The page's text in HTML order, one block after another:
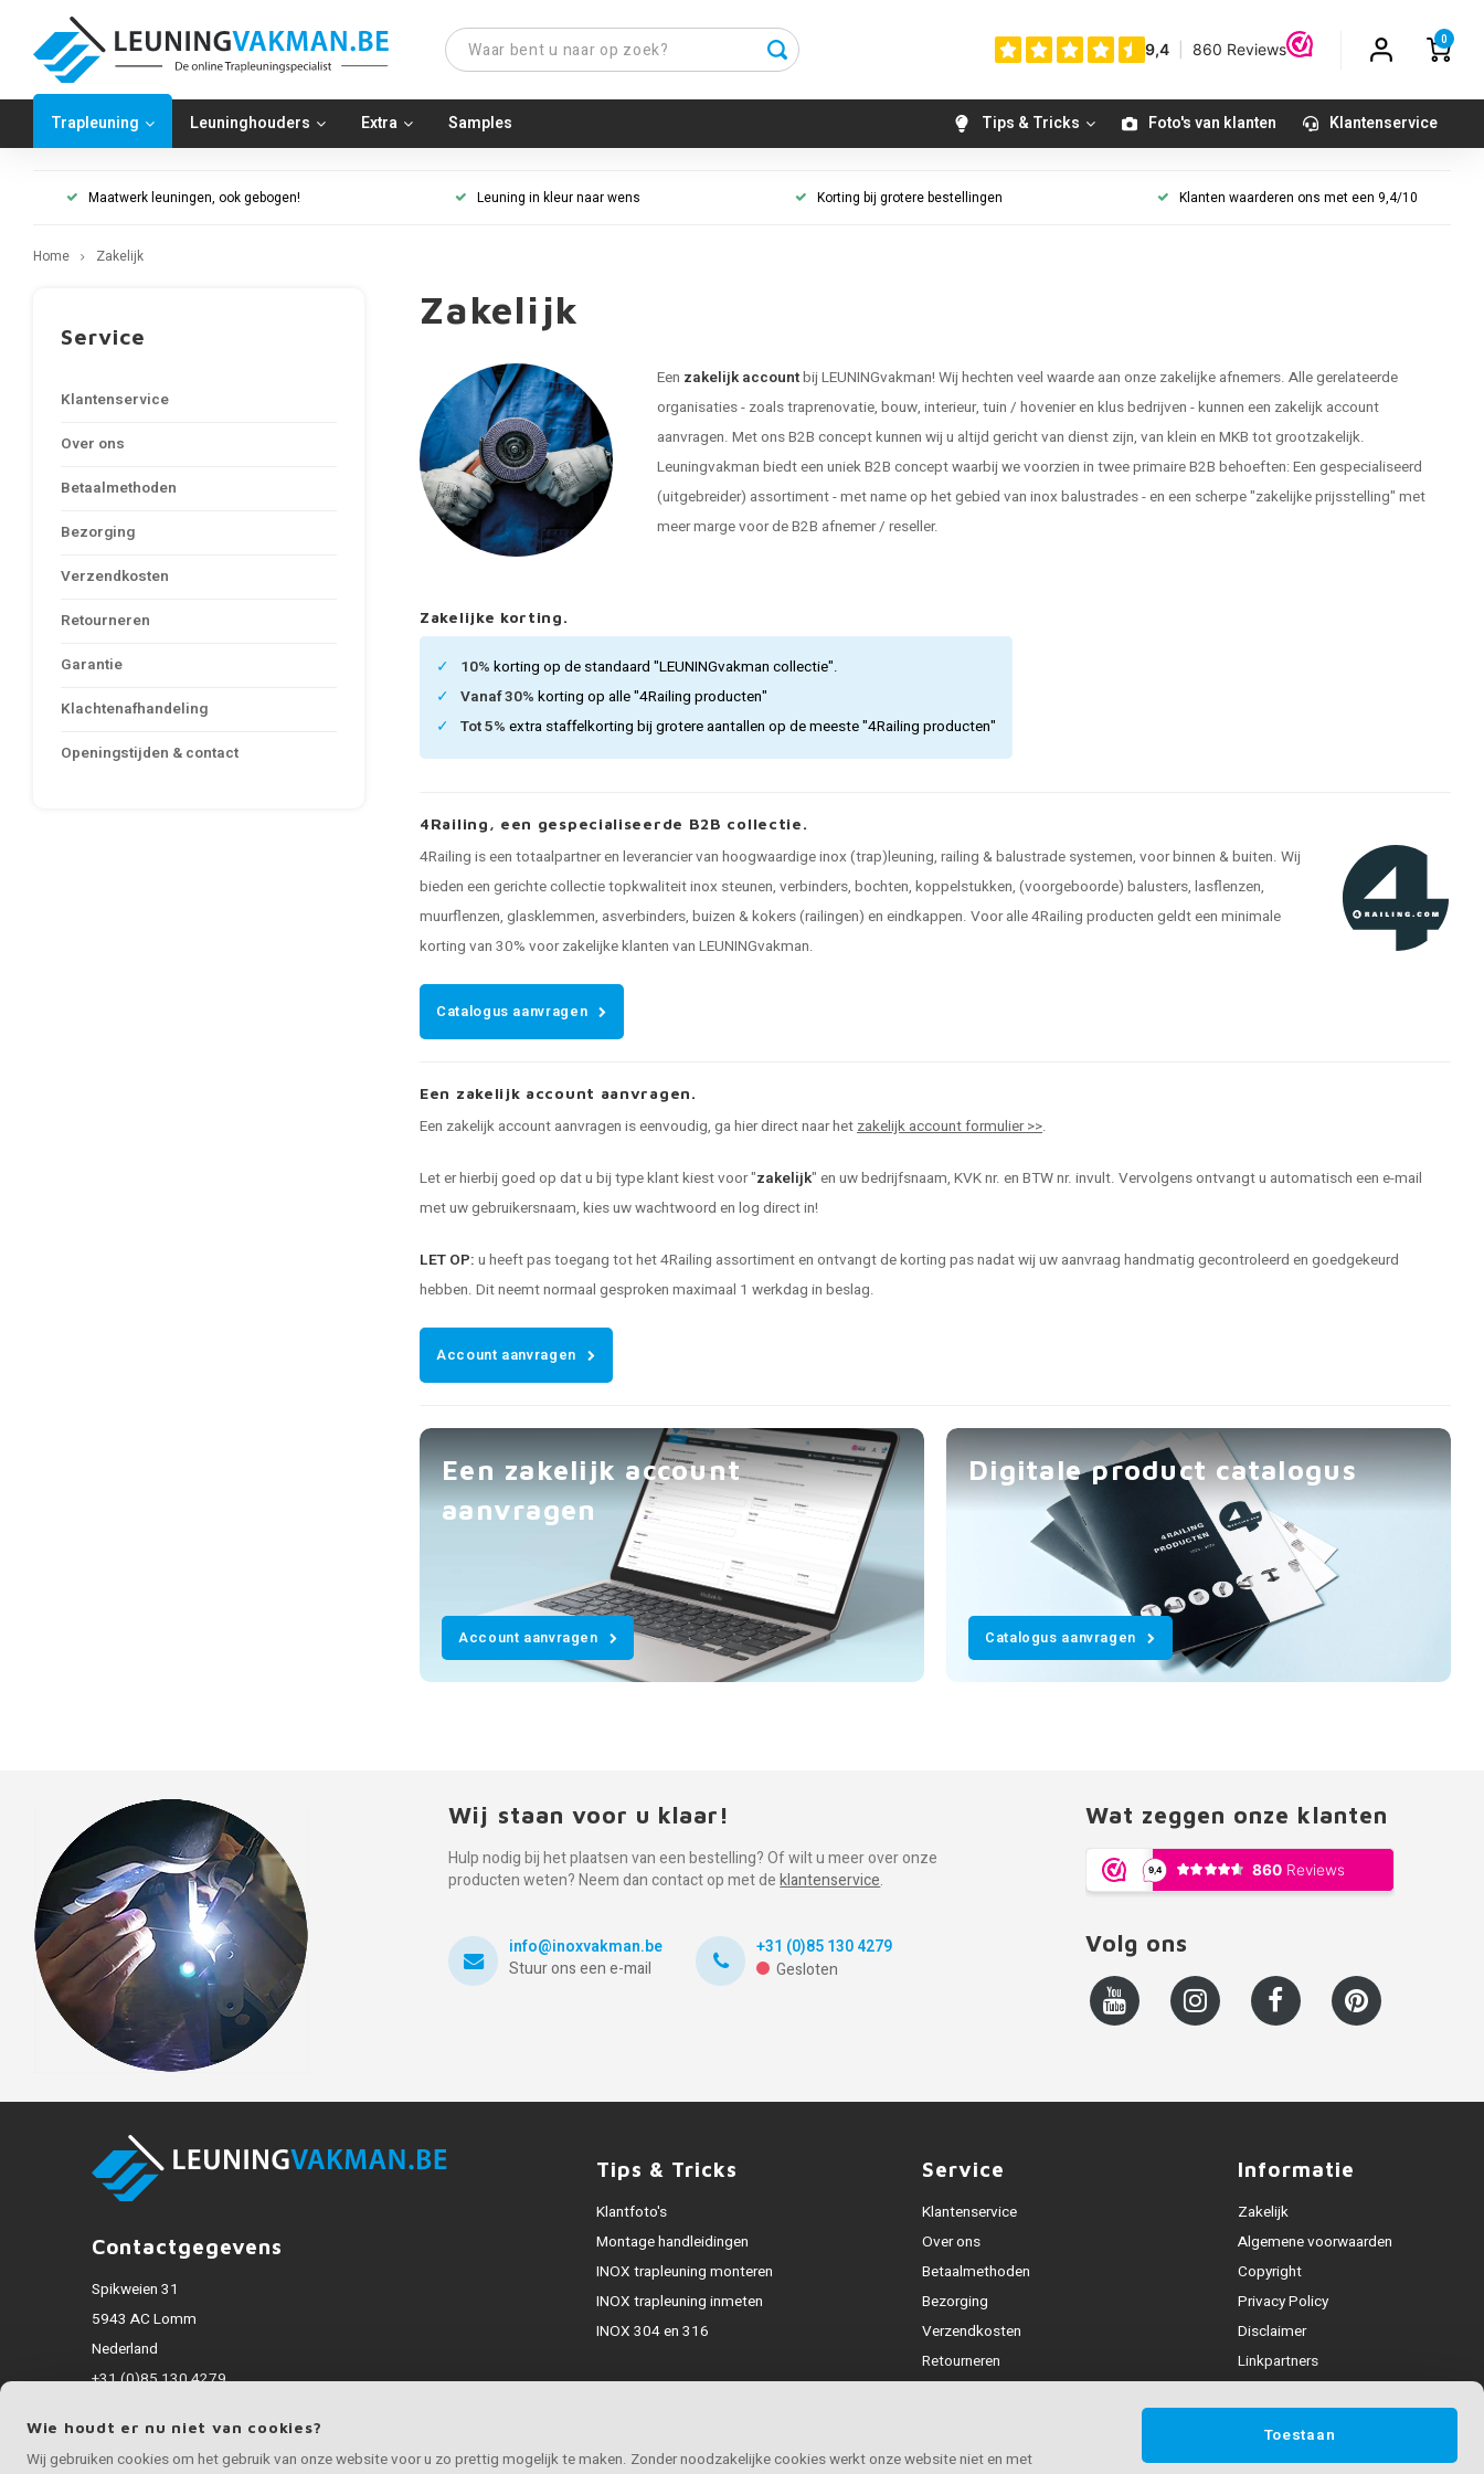
0
Trapleuning Leuninghouders Extra Samples Tips & Tricks Foto's van klanten Klantenservice
Maatwerk leuningen, ook gebogen! Leuning in kleur naar wens Korting bij grotere bestellingen Klanten waarderen ons met een 9,4/10
Home Zakelijk
Service
Klantenservice
Over ons
Betaalmethoden
Bezorging
Verzendkosten
Retourneren
Garantie
Klachtenafhandeling
Openingstijden & contact
Zakelijk
Een zakelijk accountbij LEUNINGvakman! Wij hechten veel waarde aan onze zakelijke afnemers. Alle gerelateerde
organisaties - zoals traprenovatie, bouw, interieur, tuin / hovenier en klus bedrijven - kunnen een zakelijk account
aanvragen. Met ons B2B concept kunnen wij u altijd gericht van dienst zijn, van klein en MKB tot grootzakelijk.
Leuningvakman biedt een uniek B2B concept waarbij we voorzien in twee primaire B2B behoeften: Een gespecialiseerd
(uitgebreider) assortiment - met name op het gebied van inox balustrades - en een scherpe "zakelijke prijsstelling" met
meer marge voor de B2B afnemer / reseller.
Zakelijke korting.
10% korting op de standaard "LEUNINGvakman collectie".
Vanaf 30% korting op alle "4Railing producten"
Tot 5% extra staffelkorting bij grotere aantallen op de meeste "4Railing producten"
4Railing, een gespecialiseerde B2B collectie.
4Railing is een totaalpartner en leverancier van hoogwaardige inox (trap)leuning, railing & balustrade systemen, voor binnen & buiten. Wij
bieden een gerichte collectie topkwaliteit inox steunen, verbinders, bochten, koppelstukken, (voorgeboorde) balusters, lasflenzen,
muurflenzen, glasklemmen, asverbinders, buizen & kokers (railingen) en eindkappen. Voor alle 4Railing producten geldt een minimale
korting van 30% voor zakelijke klanten van LEUNINGvakman.
Catalogus aanvragen
Een zakelijk account aanvragen.
Een zakelijk account aanvragen is eenvoudig, ga hier direct naar hetzakelijk account formulier >>.
Let er hierbij goed op dat u bij type klant kiest voor "zakelijk" en uw bedrijfsnaam, KVK nr. en BTW nr. invult. Vervolgens ontvangt u automatisch een e-mail
met uw gebruikersnaam, kies uw wachtwoord en log direct in!
LET OP: u heeft pas toegang tot het 4Railing assortiment en ontvangt de korting pas nadat wij uw aanvraag handmatig gecontroleerd en goedgekeurd
hebben. Dit neemt normaal gesproken maximaal 1 werkdag in beslag.
Account aanvragen
Een zakelijk account
aanvragen
Account aanvragen
Digitale product catalogus
Catalogus aanvragen
Wij staan voor u klaar!
Hulp nodig bij het plaatsen van een bestelling? Of wilt u meer over onze
producten weten? Neem dan contact op met deklantenservice.
info@inoxvakman.be
Stuur ons een e-mail
+31 (0)85 130 4279
Gesloten
Wat zeggen onze klanten
Volg ons
Contactgegevens
Spikweien 31
5943 AC Lomm
Nederland
+31 (0)85 130 4279
Alle bedragen zijn incl. BTW
Tips & Tricks
Klantfoto's
Montage handleidingen
INOX trapleuning monteren
INOX trapleuning inmeten
INOX 304 en 316
Service
Klantenservice
Over ons
Betaalmethoden
Bezorging
Verzendkosten
Retourneren
Openingstijden & contact
Informatie
Zakelijk
Algemene voorwaarden
Copyright
Privacy Policy
Disclaimer
Linkpartners
Wie houdt er nu niet van cookies?
Wij gebruiken cookies om het gebruik van onze website voor u zo prettig mogelijk te maken. Zonder noodzakelijke cookies werkt onze website niet en met
Toestaan